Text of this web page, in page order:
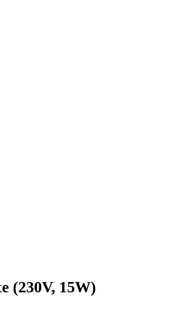
(230V, 15W)